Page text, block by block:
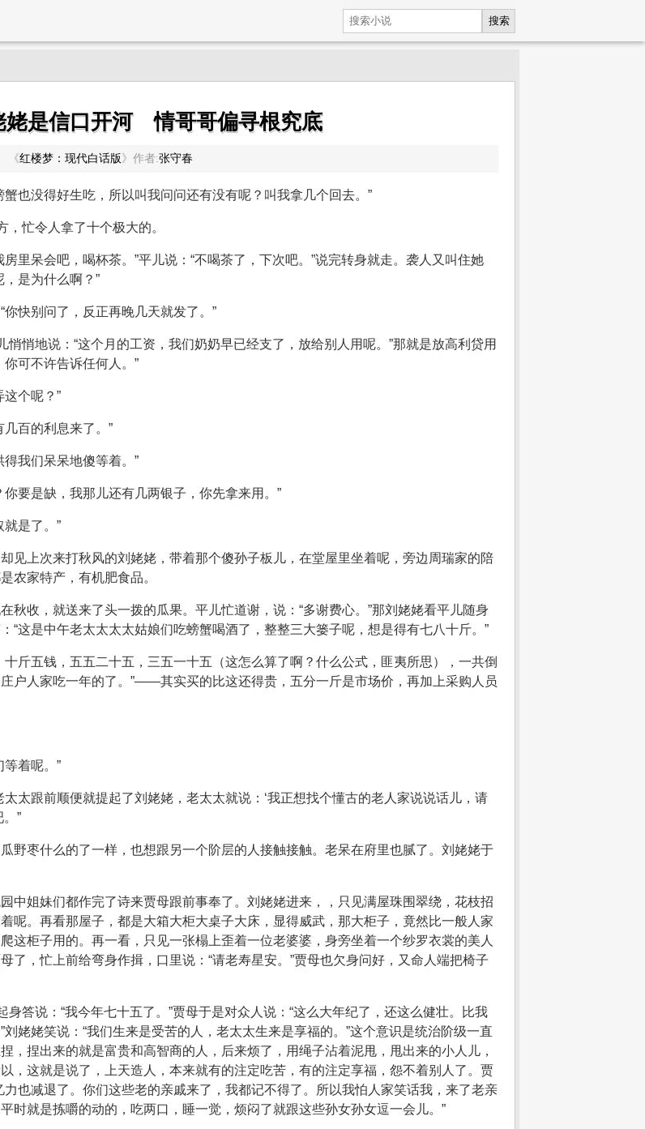
搜索
是信口开河 情哥哥偏寻根究底
《红楼梦：现代白话版 》 作者:张守春
也没得好生吃，所以叫我问问还有没有呢？叫我拿几个回去。”
，忙令人拿了十个极大的。
里呆会吧，喝杯茶。”平儿说：“不喝茶了，下次吧。”说完转身就走。袭人又叫住她
是为什么啊？”
快别问了，反正再晚几天就发了。”
悄悄地说：“这个月的工资，我们奶奶早已经支了，放给别人用呢。”那就是放高利贷用
可不许告诉任何人。”
个呢？”
百的利息来了。”
我们呆呆地傻等着。”
要是缺，我那儿还有几两银子，你先拿来用。”
是了。”
见上次来打秋风的刘姥姥，带着那个傻孙子板儿，在堂屋里坐着呢，旁边周瑞家的陪
农家特产，有机肥食品。
秋收，就送来了头一拨的瓜果。平儿忙道谢，说：“多谢费心。”那刘姥姥看平儿随身
“这是中午老太太太太姑娘们吃螃蟹喝酒了，整整三大篓子呢，想是得有七八十斤。”
斤五钱，五五二十五，三五一十五（这怎么算了啊？什么公式，匪夷所思），一共倒
户人家吃一年的了。”——其实买的比这还得贵，五分一斤是市场价，再加上采购人员
着呢。”
太跟前顺便就提起了刘姥姥，老太太就说：‘我正想找个懂古的老人家说说话儿，请
”
野枣什么的了一样，也想跟另一个阶层的人接触接触。老呆在府里也腻了。刘姥姥于
中姐妹们都作完了诗来贾母跟前事奉了。刘姥姥进来，，只见满屋珠围翠绕，花枝招
呢。再看那屋子，都是大箱大柜大桌子大床，显得威武，那大柜子，竟然比一般人家
这柜子用的。再一看，只见一张榻上歪着一位老婆婆，身旁坐着一个纱罗衣裳的美人
了，忙上前给弯身作揖，口里说：“请老寿星安。”贾母也欠身问好，又命人端把椅子
身答说：“我今年七十五了。”贾母于是对众人说：“这么大年纪了，还这么健壮。比我
姥姥笑说：“我们生来是受苦的人，老太太生来是享福的。”这个意识是统治阶级一直
，捏出来的就是富贵和高智商的人，后来烦了，用绳子沾着泥甩，甩出来的小人儿，
，这就是说了，上天造人，本来就有的注定吃苦，有的注定享福，怨不着别人了。贾
也减退了。你们这些老的亲戚来了，我都记不得了。所以我怕人家笑话我，来了老亲
时就是拣嚼的动的，吃两口，睡一觉，烦闷了就跟这些孙女孙女逗一会儿。”